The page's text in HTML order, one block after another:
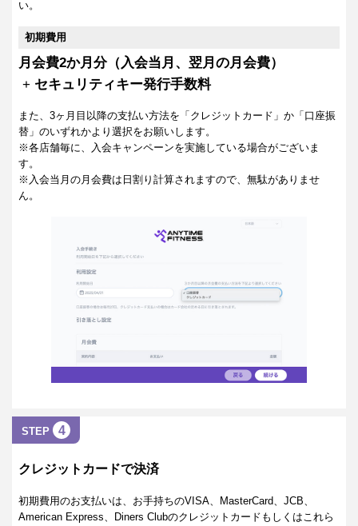
い。
初期費用
月会費2か月分（入会当月、翌月の月会費）
+ セキュリティキー発行手数料
また、3ヶ月目以降の支払い方法を「クレジットカード」か「口座振
替」のいずれかより選択をお願いします。
※各店舗毎に、入会キャンペーンを実施している場合がございま
す。
※入会当月の月会費は日割り計算されますので、無駄がありませ
ん。
STEP 4
クレジットカードで決済
初期費用のお支払いは、お手持ちのVISA、MasterCard、JCB、
American Express、Diners Clubのクレジットカードもしくはこれら